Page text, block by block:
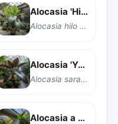
Alocasia 'Hilo Beauty'
Alocasia hilo Beauty
Alocasia 'Yucatan Princess'
Alocasia sarawakensis 'Yucatan Princess'
Alocasia a foglie lunghe